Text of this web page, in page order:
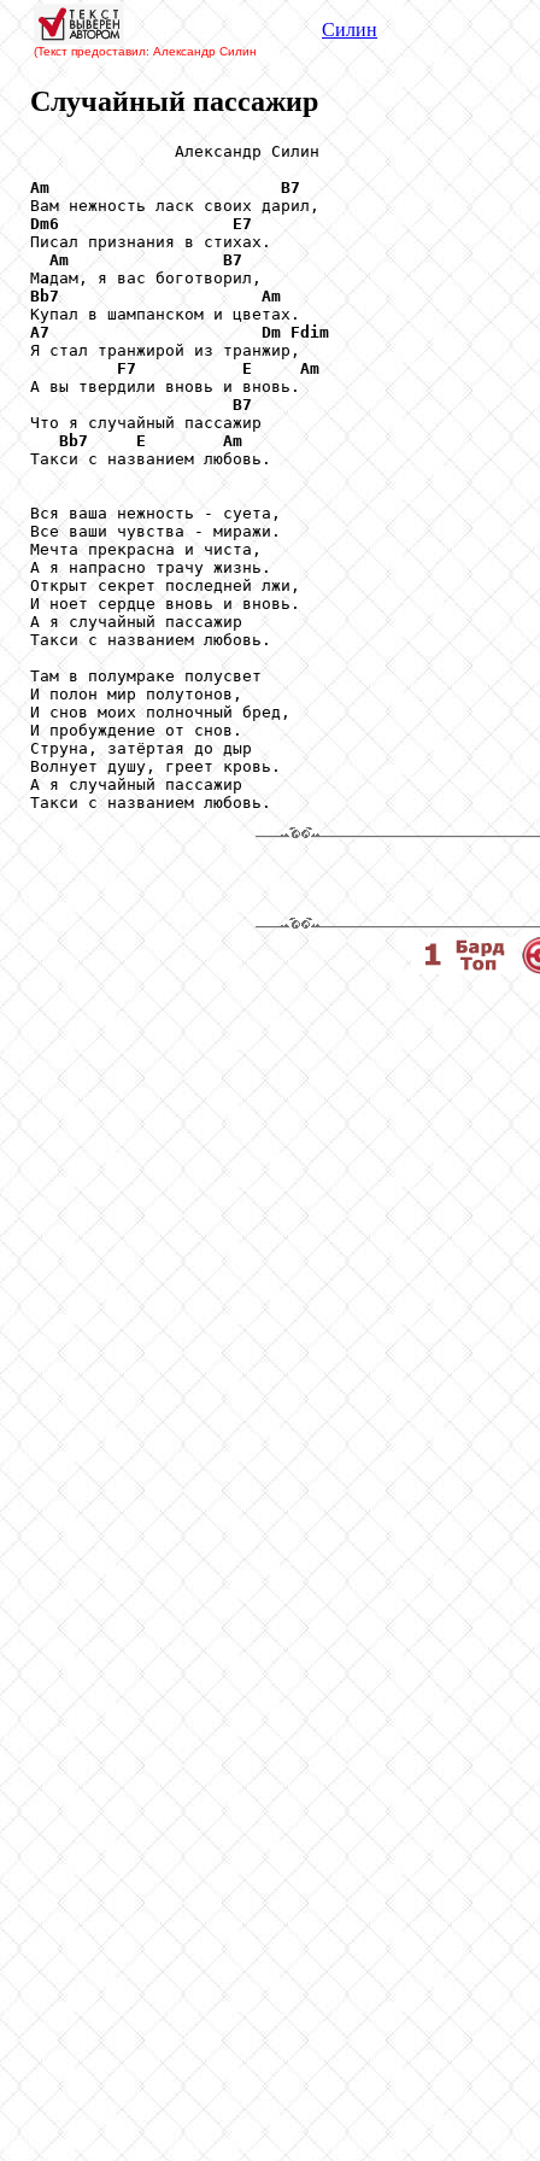
(Текст предоставил: Александр Силин
Силин
Случайный пассажир
               Александр Силин
Am
B7
Dm6
E7
Писал признания в стихах.
Am
B7
Мa
Bb7
Am
A7
Dm Fdim
Я стал транжирой из транжир,
F7
E
Am
А вы твердили вновь и вновь.
B7
Что я случайный пассажир
Bb7
E
Am
Такси с названием любовь.
Вся ваша нежность - суета,
Все ваши чувства - миражи.
Мечта прекрасна и чиста,
А я напрасно трачу жизнь.
Открыт секрет последней лжи,
И ноет сердце вновь и вновь.
А я случайный пассажир
Такси с названием любовь.
Там в полумраке полусвет
И полон мир полутонов,
И снов моих полночный бред,
И пробуждение от снов.
Струна, затёртая до дыр
Волнует душу, греет кровь.
А я случайный пассажир
Такси с названием любовь.